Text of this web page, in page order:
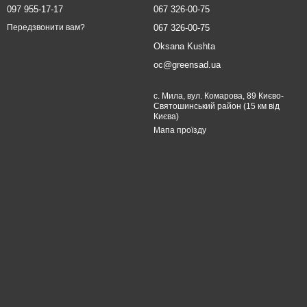
097 955-17-17
Передзвонити вам?
067 326-00-75
067 326-00-75
Oksana Kushta
oc@greensad.ua
с. Мила, вул. Комарова, 89 Києво-
Святошинський район (15 км від
Києва)
Мапа проїзду